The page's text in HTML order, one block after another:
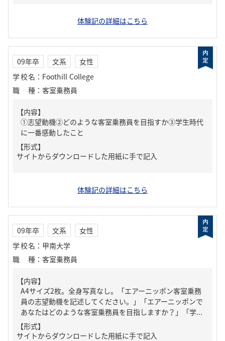
体験記の詳細はこちら
09年卒 文系
女性
学校名 ： Foothill College
職種 ： 客室乗務員
【内容】
①志望動機②どのような客室乗務員を目指すか③学生時代
に一番感動したこと
【形式】
サイトからダウンロードした用紙に手で記入
体験記の詳細はこちら
09年卒 文系
女性
学校名 ： 甲南大学
職種 ： 客室乗務員
【内容】
A4サイズ2枚。全身写真なし。「エアーニッポン客室乗務
員の志望動機を記述してください。」「エアーニッポンで
あなたはどのような客室乗務員を目指しますか？」「学...
【形式】
サイトからダウンロードした用紙に手で記入